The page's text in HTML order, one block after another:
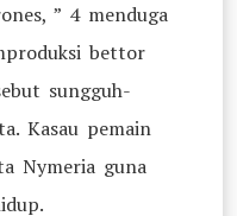
” 4 menduga
bettor
sungguh-
Kasau pemain
Nymeria guna